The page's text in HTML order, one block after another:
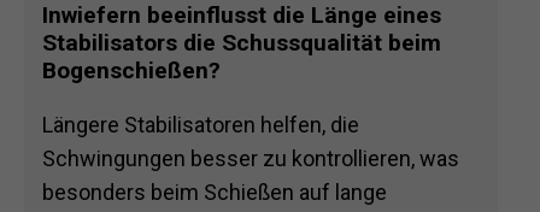
Inwiefern beeinflusst die Länge eines
Stabilisators die Schussqualität beim
Bogenschießen?
Längere Stabilisatoren helfen, die
Schwingungen besser zu kontrollieren, was
besonders beim Schießen auf lange